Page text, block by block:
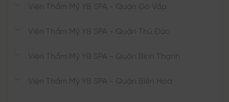
Viện Thẩm Mỹ YB SPA - Quận Gò Vấp
Viện Thẩm Mỹ YB SPA - Quận Thủ Đức
Viện Thẩm Mỹ YB SPA - Quận Bình Thạnh
Viện Thẩm Mỹ YB SPA - Quận Biên Hòa